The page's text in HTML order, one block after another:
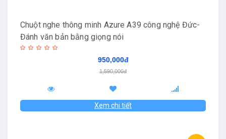
Chuột nghe thông minh Azure A39 công nghệ Đức-
Đánh văn bản bằng giọng nói
950,000đ
1,590,000đ
Xem chi tiết